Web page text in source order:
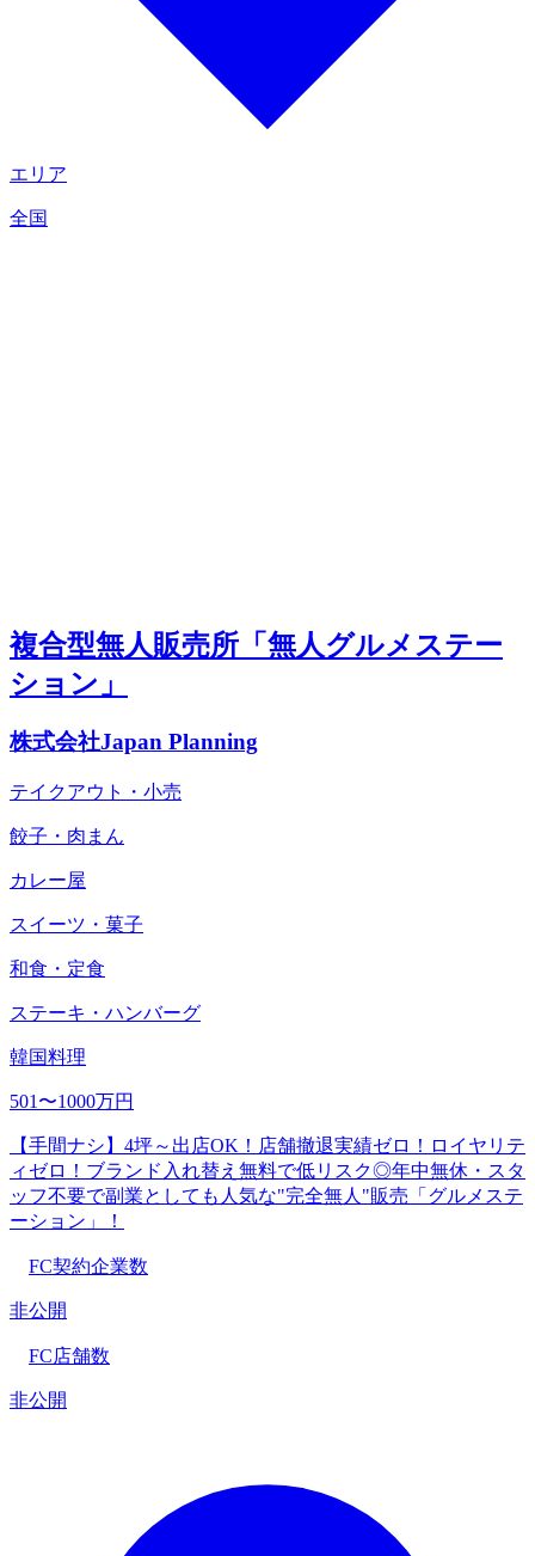
エリア
全国
複合型無人販売所「無人グルメステー
ション」
株式会社Japan Planning
テイクアウト・小売
餃子・肉まん
カレー屋
スイーツ・菓子
和食・定食
ステーキ・ハンバーグ
韓国料理
501〜1000万円
【手間ナシ】4坪～出店OK！店舗撤退実績ゼロ！ロイヤリテ
ィゼロ！ブランド入れ替え無料で低リスク◎年中無休・スタ
ッフ不要で副業としても人気な"完全無人"販売「グルメステ
ーション」！
FC契約企業数
非公開
FC店舗数
非公開